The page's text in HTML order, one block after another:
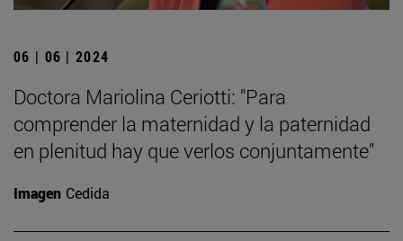
06 | 06 | 2024
Doctora Mariolina Ceriotti: "Para
comprender la maternidad y la paternidad
en plenitud hay que verlos conjuntamente"
Imagen Cedida